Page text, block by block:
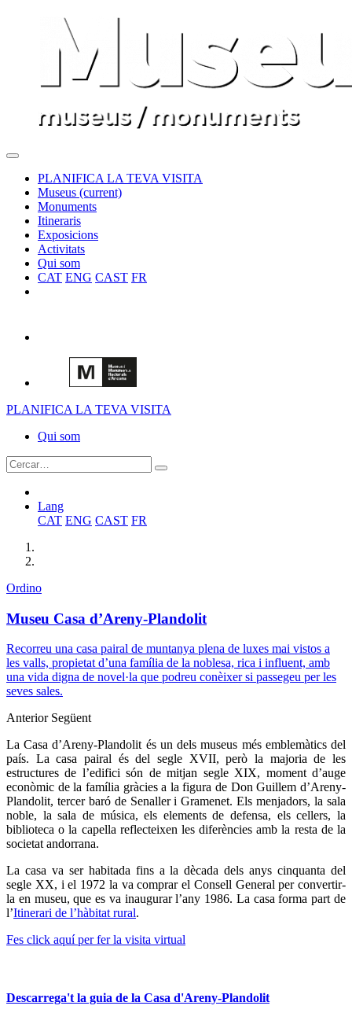
PLANIFICA LA TEVA VISITA
Museus (current)
Monuments
Itineraris
Exposicions
Activitats
Qui som
CAT ENG CAST FR
PLANIFICA LA TEVA VISITA
Qui som
Lang
CAT ENG CAST FR
Ordino
Museu Casa d’Areny-Plandolit
Recorreu una casa pairal de muntanya plena de luxes mai vistos a
les valls, propietat d’una família de la noblesa, rica i influent, amb
una vida digna de novel·la que podreu conèixer si passegeu per les
seves sales.
Anterior Següent
La Casa d’Areny-Plandolit és un dels museus més emblemàtics del
país. La casa pairal és del segle XVII, però la majoria de les
estructures de l’edifici són de mitjan segle XIX, moment d’auge
econòmic de la família gràcies a la figura de Don Guillem d’Areny-
Plandolit, tercer baró de Senaller i Gramenet. Els menjadors, la sala
noble, la sala de música, els elements de defensa, els cellers, la
biblioteca o la capella reflecteixen les diferències amb la resta de la
societat andorrana.
La casa va ser habitada fins a la dècada dels anys cinquanta del
segle XX, i el 1972 la va comprar el Consell General per convertir-
la en museu, que es va inaugurar l’any 1986. La casa forma part de
l’Itinerari de l’hàbitat rural.
Fes click aquí per fer la visita virtual
Descarrega't la guia de la Casa d'Areny-Plandolit